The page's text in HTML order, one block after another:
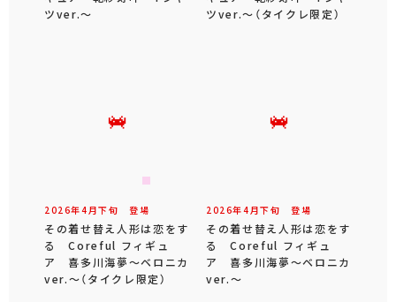
ツver.～
ツver.～（タイクレ限定）
2026年4 月下旬 登場
その着せ替え人形は恋をす
る Coreful フィギュ
ア 喜多川海夢～ベロニカ
ver.～（タイクレ限定）
2026年4 月下旬 登場
その着せ替え人形は恋をす
る Coreful フィギュ
ア 喜多川海夢～ベロニカ
ver.～